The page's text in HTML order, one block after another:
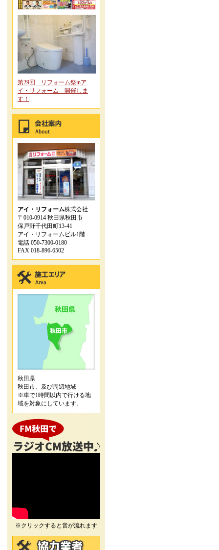
第29回 リフォーム祭inア
イ・リフォーム 開催しま
す！
アイ・リフォーム株式会社
〒010-0914 秋田県秋田市
保戸野千代田町13-41
アイ・リフォームビル1階
電話 050-7300-0180
FAX 018-896-6502
秋田県
秋田市、及び周辺地域
※車で1時間以内で行ける地
域を対象にしています。
※クリックすると音が流れます